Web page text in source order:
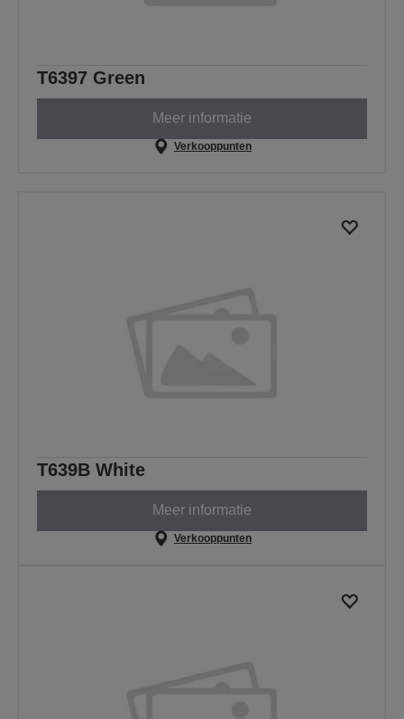
T6397 Green
Meer informatie
Verkooppunten
T639B White
Meer informatie
Verkooppunten